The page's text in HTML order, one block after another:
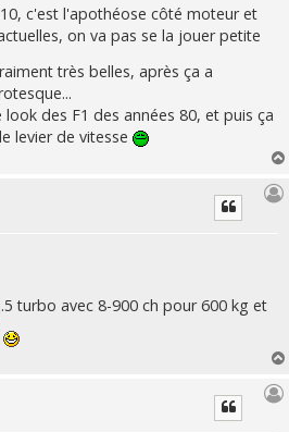
c'est l'apothéose côté moteur et
on va pas se la jouer petite
très belles, après ça a
des F1 des années 80, et puis ça
levier de vitesse
turbo avec 8-900 ch pour 600 kg et